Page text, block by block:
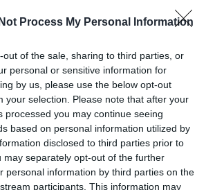
Process My Personal Information
out of the sale, sharing to third parties, or
personal or sensitive information for
by us, please use the below opt-out
your selection. Please note that after your
processed you may continue seeing
based on personal information utilized by
disclosed to third parties prior to
may separately opt-out of the further
personal information by third parties on the
participants. This information may
της Ζωής μας
οι αυθεντικές ιστορίες,